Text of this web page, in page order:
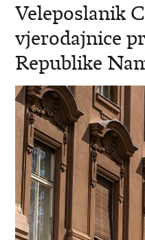
Veleposlanik
vjerodajnice
Republike